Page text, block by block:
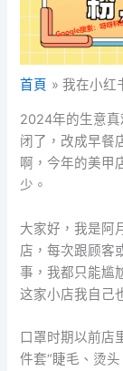
首頁 我在小红
2024年的生意真
闭了，改成早餐
啊，今年的美甲
少。
大家好，我是阿
店，每次跟顾客
事，我都只能尴
这家小店我自己
口罩时期以前店
件套“睫毛、烫